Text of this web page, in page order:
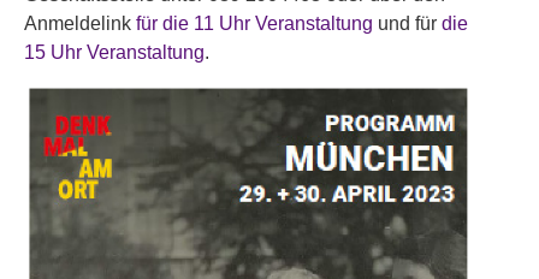
Anmeldelink für die 11 Uhr Veranstaltung und für die
15 Uhr Veranstaltung.